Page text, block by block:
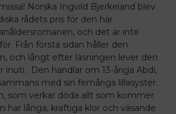
Norska Ingvild Bjerkeland blev
rådets pris för den här
och det är inte
Från första sidan håller den
och långt efter läsningen lever den
inuti. Den handlar om 13-åriga Abdi,
med sin femåriga lillasyster.
som verkar döda allt som kommer
har långa, kraftiga klor och väsande